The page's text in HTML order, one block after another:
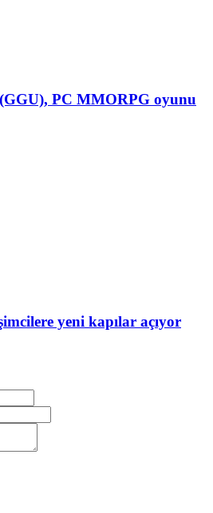
PC MMORPG oyunu
yeni kapılar açıyor